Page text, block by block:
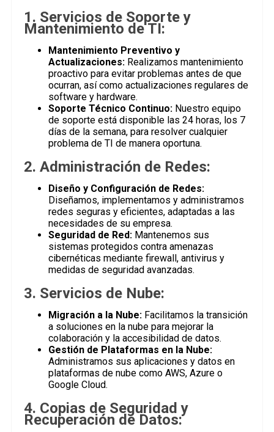
1. Servicios de Soporte y
Mantenimiento de TI:
Mantenimiento Preventivo y
Actualizaciones:Realizamos mantenimiento
proactivo para evitar problemas antes de que
ocurran, así como actualizaciones regulares de
software y hardware.
Soporte Técnico Continuo:Nuestro equipo
de soporte está disponible las 24 horas, los 7
días de la semana, para resolver cualquier
problema de TI de manera oportuna.
2. Administración de Redes:
Diseño y Configuración de Redes:
Diseñamos, implementamos y administramos
redes seguras y eficientes, adaptadas a las
necesidades de su empresa.
Seguridad de Red:Mantenemos sus
sistemas protegidos contra amenazas
cibernéticas mediante firewall, antivirus y
medidas de seguridad avanzadas.
3. Servicios de Nube:
Migración a la Nube:Facilitamos la transición
a soluciones en la nube para mejorar la
colaboración y la accesibilidad de datos.
Gestión de Plataformas en la Nube:
Administramos sus aplicaciones y datos en
plataformas de nube como AWS, Azure o
Google Cloud.
4. Copias de Seguridad y
Recuperación de Datos: